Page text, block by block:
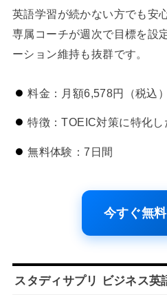
英語学習が続かない方でも安
専属コーチが週次で目標を設
ーション維持も抜群です。
料金：月額6,578円（税込
特徴：TOEIC対策に特化し
無料体験：7日間
今すぐ無
スタディサプリ ビジネス英